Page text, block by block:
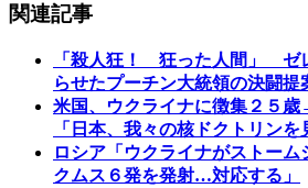
関連記事
「殺人狂！ 狂った人間」 ゼ
らせたプーチン大統領の決闘提
米国、ウクライナに徴集２５
「日本、我々の核ドクトリンを
ロシア「ウクライナがストーム
クムス６発を発射…対応する」